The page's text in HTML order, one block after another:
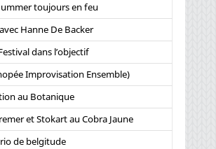
toujours en feu
Hanne De Backer
dans l’objectif
Improvisation Ensemble)
au Botanique
et Stokart au Cobra Jaune
de belgitude